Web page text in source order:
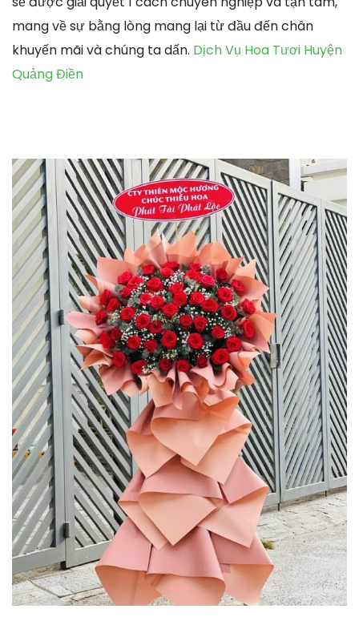
mang về sự bằng lòng mang lại từ đầu đến chân
khuyến mãi và chúng ta dấn. Dịch Vụ Hoa Tươi Huyện
Quảng Điền